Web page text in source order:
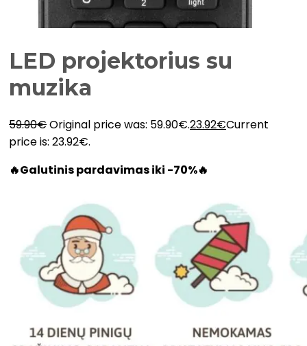
LED projektorius su
muzika
59.90€Original price was: 59.90€.23.92€Current
price is: 23.92€.
🔥Galutinis pardavimas iki -70%🔥